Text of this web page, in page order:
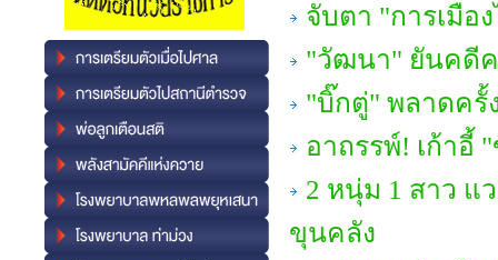
จับตา "การเมือ
"วัฒนา" ยันคดีค
"บิ๊กตู่" พลาดครั้
อาถรรพ์! เก้าอี้
2 หนุ่ม 1 สาว แ
ขุนคลัง